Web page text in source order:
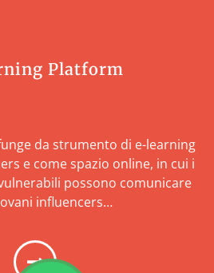
Platform
da strumento di e-learning
e come spazio online, in cui i
possono comunicare
influencers…